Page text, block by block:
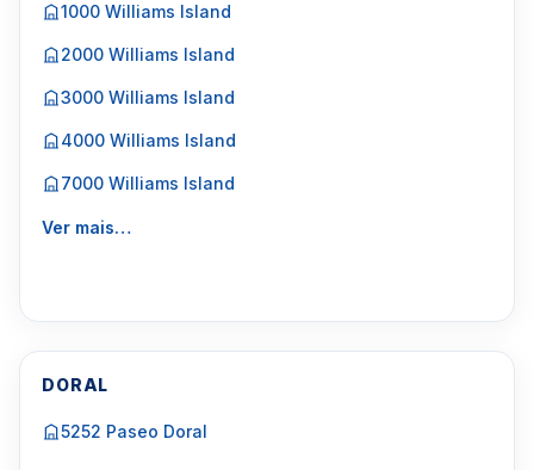
1000 Williams Island
2000 Williams Island
3000 Williams Island
4000 Williams Island
7000 Williams Island
Ver mais…
DORAL
5252 Paseo Doral